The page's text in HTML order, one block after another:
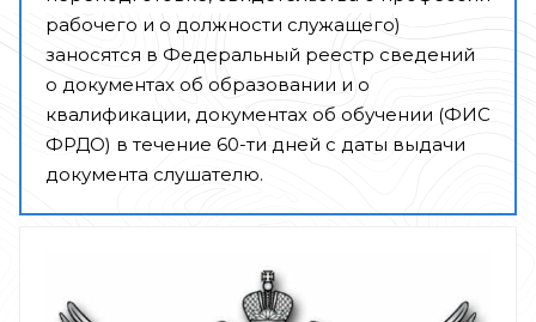
рабочего и о должности служащего)
заносятся в Федеральный реестр сведений
о документах об образовании и о
квалификации, документах об обучении (ФИС
ФРДО) в течение 60-ти дней с даты выдачи
документа слушателю.